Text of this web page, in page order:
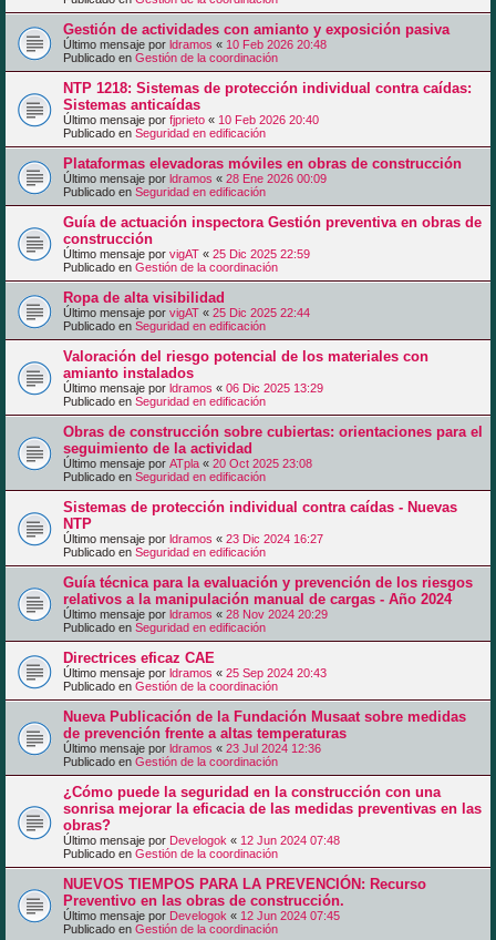
Gestión de actividades con amianto y exposición pasiva
Último mensaje por ldramos « 10 Feb 2026 20:48
Publicado en Gestión de la coordinación
NTP 1218: Sistemas de protección individual contra caídas:
Sistemas anticaídas
Último mensaje por fjprieto « 10 Feb 2026 20:40
Publicado en Seguridad en edificación
Plataformas elevadoras móviles en obras de construcción
Último mensaje por ldramos « 28 Ene 2026 00:09
Publicado en Seguridad en edificación
Guía de actuación inspectora Gestión preventiva en obras de
construcción
Último mensaje por vigAT « 25 Dic 2025 22:59
Publicado en Gestión de la coordinación
Ropa de alta visibilidad
Último mensaje por vigAT « 25 Dic 2025 22:44
Publicado en Seguridad en edificación
Valoración del riesgo potencial de los materiales con
amianto instalados
Último mensaje por ldramos « 06 Dic 2025 13:29
Publicado en Seguridad en edificación
Obras de construcción sobre cubiertas: orientaciones para el
seguimiento de la actividad
Último mensaje por ATpla « 20 Oct 2025 23:08
Publicado en Seguridad en edificación
Sistemas de protección individual contra caídas - Nuevas
NTP
Último mensaje por ldramos « 23 Dic 2024 16:27
Publicado en Seguridad en edificación
Guía técnica para la evaluación y prevención de los riesgos
relativos a la manipulación manual de cargas - Año 2024
Último mensaje por ldramos « 28 Nov 2024 20:29
Publicado en Seguridad en edificación
Directrices eficaz CAE
Último mensaje por ldramos « 25 Sep 2024 20:43
Publicado en Gestión de la coordinación
Nueva Publicación de la Fundación Musaat sobre medidas
de prevención frente a altas temperaturas
Último mensaje por ldramos « 23 Jul 2024 12:36
Publicado en Gestión de la coordinación
¿Cómo puede la seguridad en la construcción con una
sonrisa mejorar la eficacia de las medidas preventivas en las
obras?
Último mensaje por Develogok « 12 Jun 2024 07:48
Publicado en Gestión de la coordinación
NUEVOS TIEMPOS PARA LA PREVENCIÓN: Recurso
Preventivo en las obras de construcción.
Último mensaje por Develogok « 12 Jun 2024 07:45
Publicado en Gestión de la coordinación